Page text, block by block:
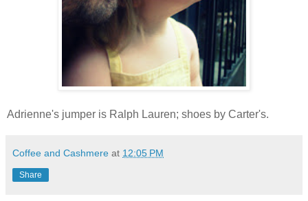
Adrienne's jumper is Ralph Lauren; shoes by Carter's.
Coffee and Cashmere at 12:05 PM
Share